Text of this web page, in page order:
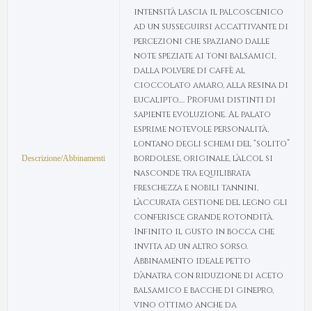
Descrizione/Abbinamenti
intensità lascia il palcoscenico
ad un susseguirsi accattivante di
percezioni che spaziano dalle
note speziate ai toni balsamici,
dalla polvere di caffè al
cioccolato amaro, alla resina di
eucalipto…. Profumi distinti di
sapiente evoluzione. Al palato
esprime notevole personalità,
lontano degli schemi del “solito”
bordolese, originale, l’alcol si
nasconde tra equilibrata
freschezza e nobili tannini,
l’accurata gestione del legno gli
conferisce grande rotondità.
Infinito il gusto in bocca che
invita ad un altro sorso.
Abbinamento ideale petto
d’anatra con riduzione di aceto
balsamico e bacche di ginepro,
vino ottimo anche da